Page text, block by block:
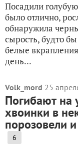
Посадили
было отлично,
обнаружила
сырость, будто
белые
день...
Volk_mord 25
Погибают на
хвоинки в
порозовели
6